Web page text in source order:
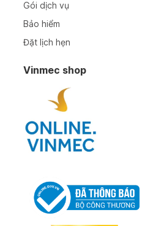
Gói dịch vụ
Bảo hiểm
Đặt lịch hẹn
Vinmec shop